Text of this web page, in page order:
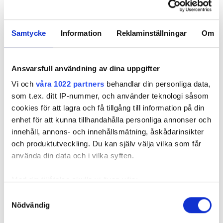
Samtycke Information Reklaminställningar Om
Ansvarsfull användning av dina uppgifter
Vi och våra 1022 partners behandlar din personliga data,
som t.ex. ditt IP-nummer, och använder teknologi såsom
cookies för att lagra och få tillgång till information på din
enhet för att kunna tillhandahålla personliga annonser och
innehåll, annons- och innehållsmätning, åskådarinsikter
och produktutveckling. Du kan själv välja vilka som får
använda din data och i vilka syften.
som kan ha en noggrannhet på upp till flera meter
Nödvändig
stor ödmjukhet så att kunder ska kunna hänga
Hur gör ni med säkringsavgiften kommer ni
behålla den, innebär det inte att ni då tar betalt
– Det är helt rätt att det blir så om den behålls. Det
här ligger i projektet och något vi tittar på, men
inget beslut är taget än. Dock är det lätt att förstå
att det kommer att ses som att vi tar ut en dubbel
avgift.
Vattenfall Eldistribution inför
effekttariffer senast 1 januari
kommunicerat hur och när effekttariffer kommer.